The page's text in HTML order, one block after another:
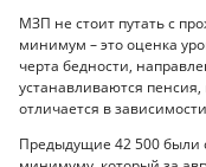
МЗП не стоит путать с
минимум – это оценка
черта бедности,
устанавливаются
отличается в
Предыдущие 42 500 были